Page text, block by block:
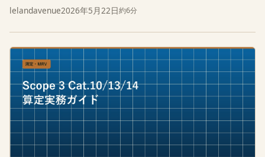
lelandavenue2026年5月22日約6分